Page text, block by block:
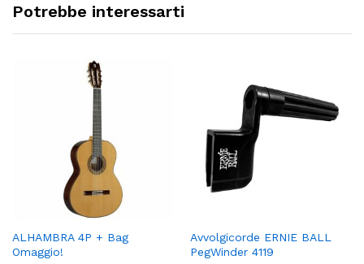
Potrebbe interessarti
ALHAMBRA 4P + Bag
Omaggio!
Avvolgicorde ERNIE BALL
PegWinder 4119